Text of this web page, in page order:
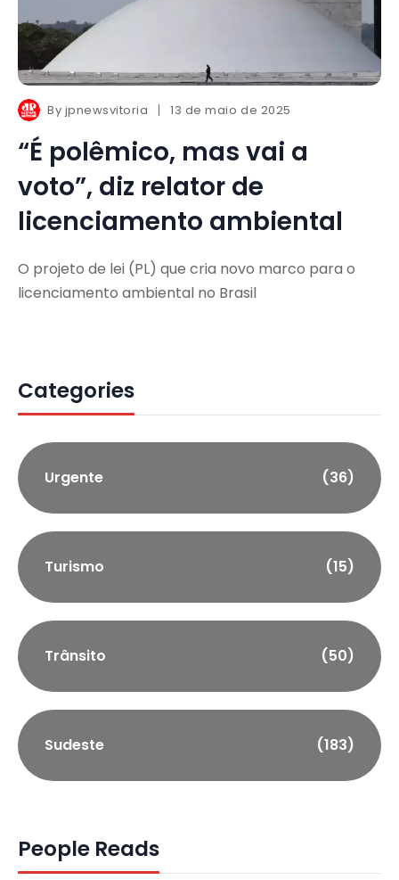
By jpnewsvitoria 13 de maio de 2025
“É polêmico, mas vai a
voto”, diz relator de
licenciamento ambiental
O projeto de lei (PL) que cria novo marco para o
licenciamento ambiental no Brasil
Categories
Urgente (36)
Turismo (15)
Trânsito (50)
Sudeste (183)
People Reads